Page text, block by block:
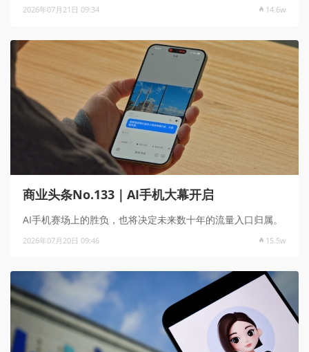
2026年07月21日 09:34 14.6w
商业头条No.133｜AI手机大幕开启
AI手机赛场上的胜负，也将决定未来数十年的流量入口归属。
2026年07月20日 09:46 15.5w